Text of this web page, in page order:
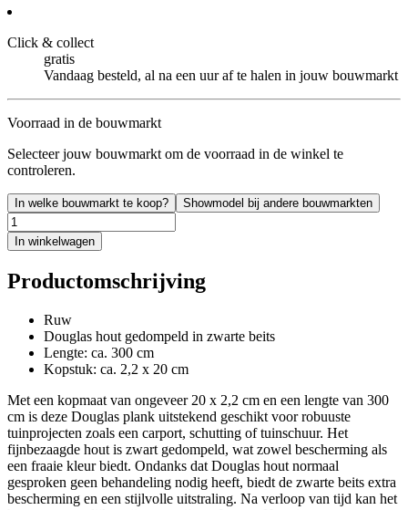
Click & collect
gratis
Vandaag besteld, al na een uur af te halen in jouw bouwmarkt
Voorraad in de bouwmarkt
Selecteer jouw bouwmarkt om de voorraad in de winkel te
controleren.
In welke bouwmarkt te koop? Showmodel bij andere bouwmarkten
In winkelwagen
Productomschrijving
Ruw
Douglas hout gedompeld in zwarte beits
Lengte: ca. 300 cm
Kopstuk: ca. 2,2 x 20 cm
Met een kopmaat van ongeveer 20 x 2,2 cm en een lengte van 300
cm is deze Douglas plank uitstekend geschikt voor robuuste
tuinprojecten zoals een carport, schutting of tuinschuur. Het
fijnbezaagde hout is zwart gedompeld, wat zowel bescherming als
een fraaie kleur biedt. Ondanks dat Douglas hout normaal
gesproken geen behandeling nodig heeft, biedt de zwarte beits extra
bescherming en een stijlvolle uitstraling. Na verloop van tijd kan het